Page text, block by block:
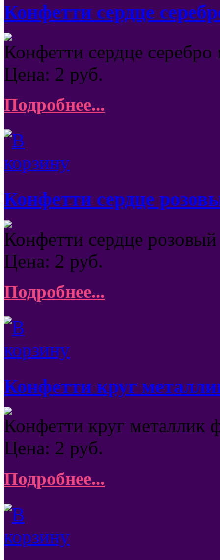
Конфетти сердце
Конфетти сердце
Цена: 2 руб.
Подробнее...
Конфетти сердце
Конфетти сердце
Цена: 2 руб.
Подробнее...
Конфетти круг
Конфетти круг металлик
Цена: 2 руб.
Подробнее...